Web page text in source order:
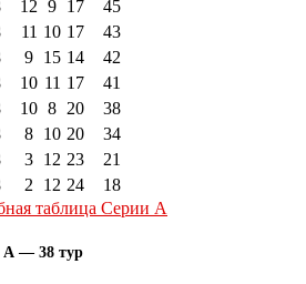
12 9 17
45
11 10 17
43
9 15 14
42
10 11 17
41
10 8 20
38
8 10 20
34
3 12 23
21
2 12 24
18
таблица Серии А
А — 38 тур